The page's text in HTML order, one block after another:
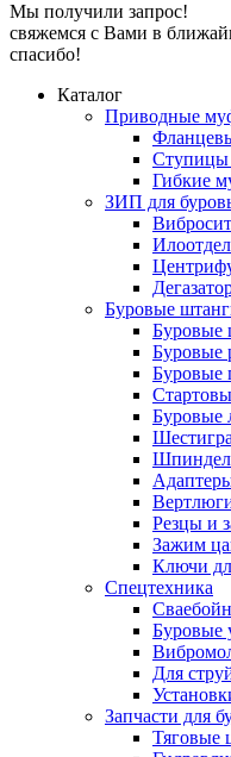
Мы получили запрос!
свяжемся c Вами в
спасибо!
Каталог
Приводные
Ступицы
Гибкие
ЗИП для
Буровые
Буровые
Буровые
Буровые
Буровые
Резцы и
Зажим
Ключи
Спецтехника
Буровые
Для
Запчасти для
Тяговые